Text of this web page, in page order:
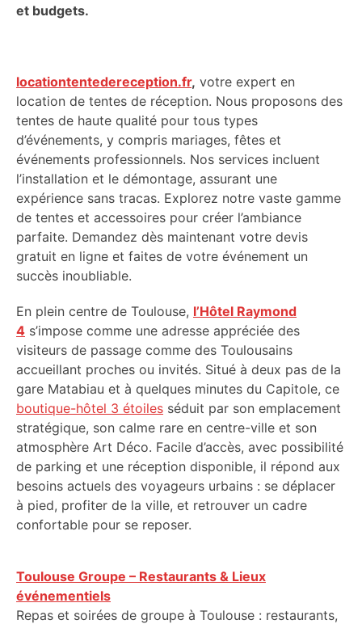
et budgets.
locationtentedereception.fr, votre expert en
location de tentes de réception. Nous proposons des
tentes de haute qualité pour tous types
d’événements, y compris mariages, fêtes et
événements professionnels. Nos services incluent
l’installation et le démontage, assurant une
expérience sans tracas. Explorez notre vaste gamme
de tentes et accessoires pour créer l’ambiance
parfaite. Demandez dès maintenant votre devis
gratuit en ligne et faites de votre événement un
succès inoubliable.
En plein centre de Toulouse, l’Hôtel Raymond
4 s’impose comme une adresse appréciée des
visiteurs de passage comme des Toulousains
accueillant proches ou invités. Situé à deux pas de la
gare Matabiau et à quelques minutes du Capitole, ce
boutique-hôtel 3 étoiles séduit par son emplacement
stratégique, son calme rare en centre-ville et son
atmosphère Art Déco. Facile d’accès, avec possibilité
de parking et une réception disponible, il répond aux
besoins actuels des voyageurs urbains : se déplacer
à pied, profiter de la ville, et retrouver un cadre
confortable pour se reposer.
Toulouse Groupe – Restaurants & Lieux
événementiels
Repas et soirées de groupe à Toulouse : restaurants,